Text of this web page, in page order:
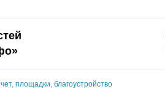
, площадки благоустройство